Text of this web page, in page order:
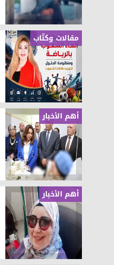
مقالات وكتّاب
أهم الأخبار
أهم الأخبار